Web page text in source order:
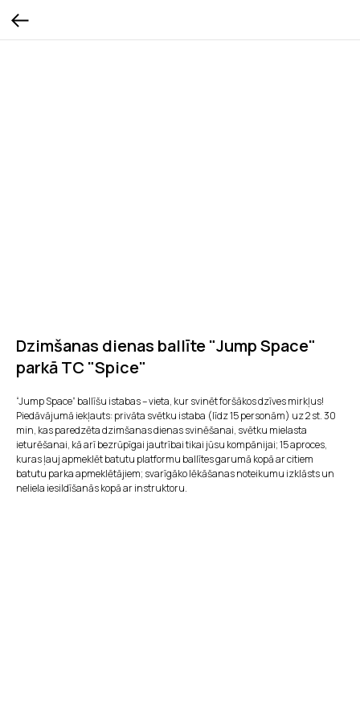
Dzimšanas dienas ballīte "Jump Space"
parkā TC "Spice"
“Jump Space” ballīšu istabas – vieta, kur svinēt foršākos dzīves mirkļus!
Piedāvājumā iekļauts: privāta svētku istaba (līdz 15 personām) uz 2 st. 30
min, kas paredzēta dzimšanas dienas svinēšanai, svētku mielasta
ieturēšanai, kā arī bezrūpīgai jautrībai tikai jūsu kompānijai; 15 aproces,
kuras ļauj apmeklēt batutu platformu ballītes garumā kopā ar citiem
batutu parka apmeklētājiem; svarīgāko lēkāšanas noteikumu izklāsts un
neliela iesildīšanās kopā ar instruktoru.